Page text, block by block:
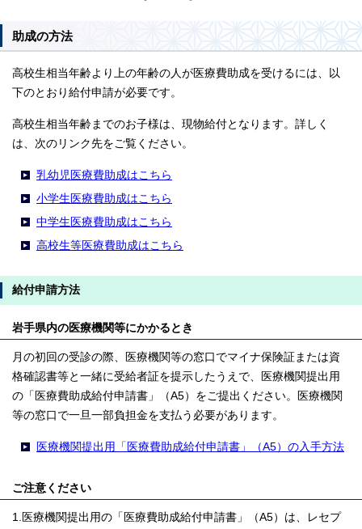
助成の方法
高校生相当年齢より上の年齢の人が医療費助成を受けるには、以
下のとおり給付申請が必要です。
高校生相当年齢までのお子様は、現物給付となります。詳しく
は、次のリンク先をご覧ください。
乳幼児医療費助成はこちら
小学生医療費助成はこちら
中学生医療費助成はこちら
高校生等医療費助成はこちら
給付申請方法
岩手県内の医療機関等にかかるとき
月の初回の受診の際、医療機関等の窓口でマイナ保険証または資
格確認書等と一緒に受給者証を提示したうえで、医療機関提出用
の「医療費助成給付申請書」（A5）をご提出ください。医療機関
等の窓口で一旦一部負担金を支払う必要があります。
医療機関提出用「医療費助成給付申請書」（A5）の入手方法
ご注意ください
1.医療機関提出用の「医療費助成給付申請書」（A5）は、レセプ